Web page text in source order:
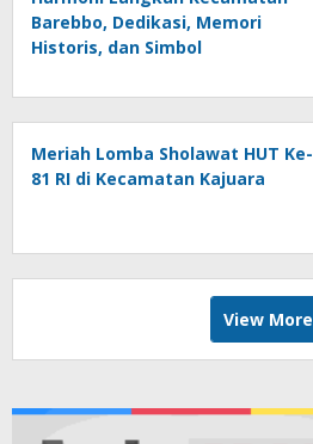
Barebbo, Dedikasi, Memori
Historis, dan Simbol
Meriah Lomba Sholawat HUT Ke-
81 RI di Kecamatan Kajuara
View More